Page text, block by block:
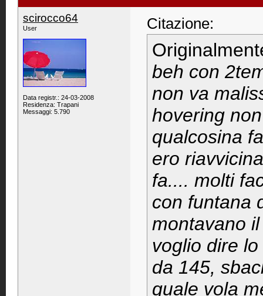
scirocco64
User
Data registr.: 24-03-2008
Residenza: Trapani
Messaggi: 5.790
Citazione:
beh con
non va
hovering
qualcosina
ero
fa.... molti
con funtana
montavano
voglio dire
da 145,
quale vola